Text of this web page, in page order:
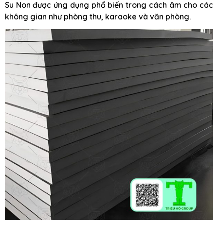
Su Non được ứng dụng phổ biến trong cách âm cho các
không gian như phòng thu, karaoke và văn phòng.